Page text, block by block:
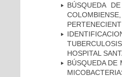
BÚSQUEDA
HOSPITAL
BÚSQUEDA DE